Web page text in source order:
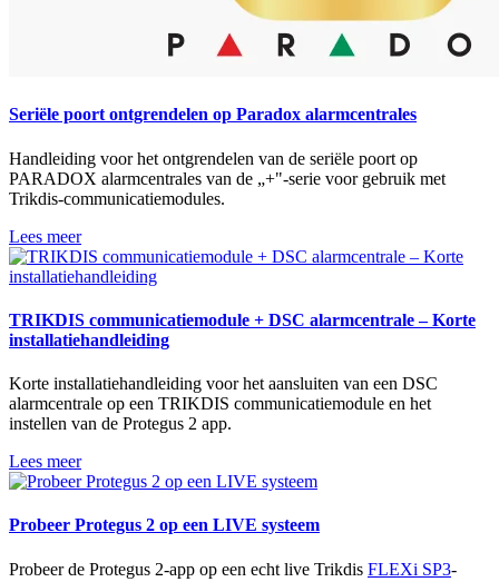
Seriële poort ontgrendelen op Paradox alarmcentrales
Handleiding voor het ontgrendelen van de seriële poort op
PARADOX alarmcentrales van de „+"-serie voor gebruik met
Trikdis-communicatiemodules.
Lees meer
TRIKDIS communicatiemodule + DSC alarmcentrale – Korte
installatiehandleiding
Korte installatiehandleiding voor het aansluiten van een DSC
alarmcentrale op een TRIKDIS communicatiemodule en het
instellen van de Protegus 2 app.
Lees meer
Probeer Protegus 2 op een LIVE systeem
Probeer de Protegus 2-app op een echt live Trikdis FLEXi SP3-